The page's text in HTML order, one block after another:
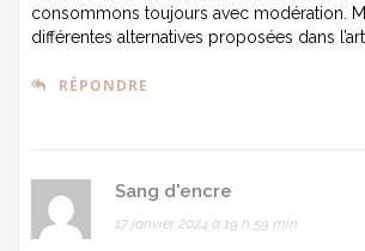
consommons toujours avec modération.
différentes alternatives proposées dans
RÉPONDRE
Sang d'encre
17 janvier 2024 à 19 h 59 min